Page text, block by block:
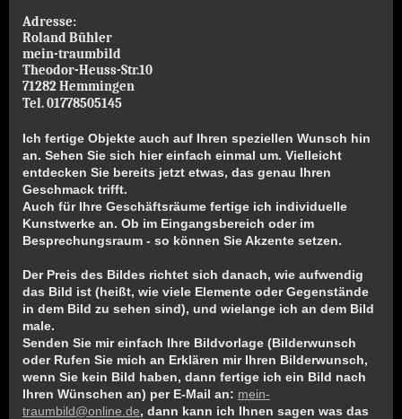
Adresse:
Roland Bühler
mein-traumbild
Theodor-Heuss-Str.10
71282 Hemmingen
Tel. 01778505145
Ich fertige Objekte auch auf Ihren speziellen Wunsch hin
an. Sehen Sie sich hier einfach einmal um. Vielleicht
entdecken Sie bereits jetzt etwas, das genau Ihren
Geschmack trifft.
Auch für Ihre Geschäftsräume fertige ich individuelle
Kunstwerke an. Ob im Eingangsbereich oder im
Besprechungsraum - so können Sie Akzente setzen.
Der Preis des Bildes richtet sich danach, wie aufwendig
das Bild ist (heißt, wie viele Elemente oder Gegenstände
in dem Bild zu sehen sind), und wielange ich an dem Bild
male.
Senden Sie mir einfach Ihre Bildvorlage (Bilderwunsch
oder Rufen Sie mich an Erklären mir Ihren Bilderwunsch,
wenn Sie kein Bild haben, dann fertige ich ein Bild nach
Ihren Wünschen an) per E-Mail an: mein-
traumbild@online.de, dann kann ich Ihnen sagen was das